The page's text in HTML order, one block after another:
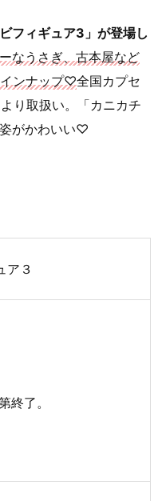
フィギュア3」が登場し
なうさぎ、古本屋など
インナップ♡全国カプセ
り取扱い。「カニカチ
がかわいい♡
ア３
終了。